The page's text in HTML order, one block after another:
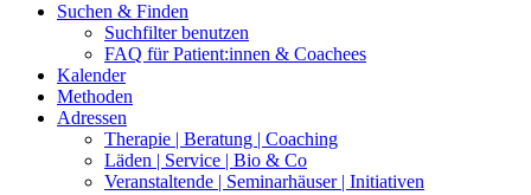
Suchen & Finden
Suchfilter benutzen
FAQ für Patient:innen & Coachees
Kalender
Methoden
Adressen
Therapie | Beratung | Coaching
Läden | Service | Bio & Co
Veranstaltende | Seminarhäuser | Initiativen